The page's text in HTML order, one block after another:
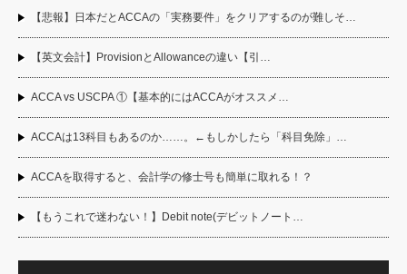
【悲報】日本だとACCAの「実務要件」をクリアするのが難しそ…
【英文会計】ProvisionとAllowanceの違い【引…
ACCA vs USCPA ①【基本的にはACCAがオススメ…
ACCAは13科目もあるのか……。←もしかしたら「科目免除」…
ACCAを取得すると、会計学の修士号も簡単に取れる！？
【もうこれで迷わない！】Debit note(デビットノート…